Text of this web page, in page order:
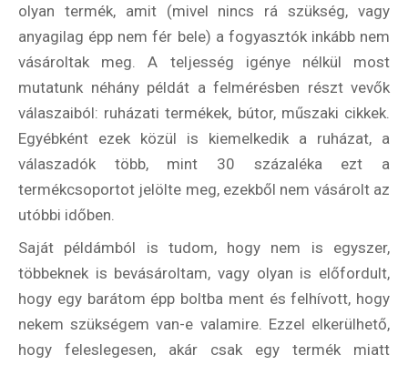
olyan termék, amit (mivel nincs rá szükség, vagy
anyagilag épp nem fér bele) a fogyasztók inkább nem
vásároltak meg. A teljesség igénye nélkül most
mutatunk néhány példát a felmérésben részt vevők
válaszaiból: ruházati termékek, bútor, műszaki cikkek.
Egyébként ezek közül is kiemelkedik a ruházat, a
válaszadók több, mint 30 százaléka ezt a
termékcsoportot jelölte meg, ezekből nem vásárolt az
utóbbi időben.
Saját példámból is tudom, hogy nem is egyszer,
többeknek is bevásároltam, vagy olyan is előfordult,
hogy egy barátom épp boltba ment és felhívott, hogy
nekem szükségem van-e valamire. Ezzel elkerülhető,
hogy feleslegesen, akár csak egy termék miatt